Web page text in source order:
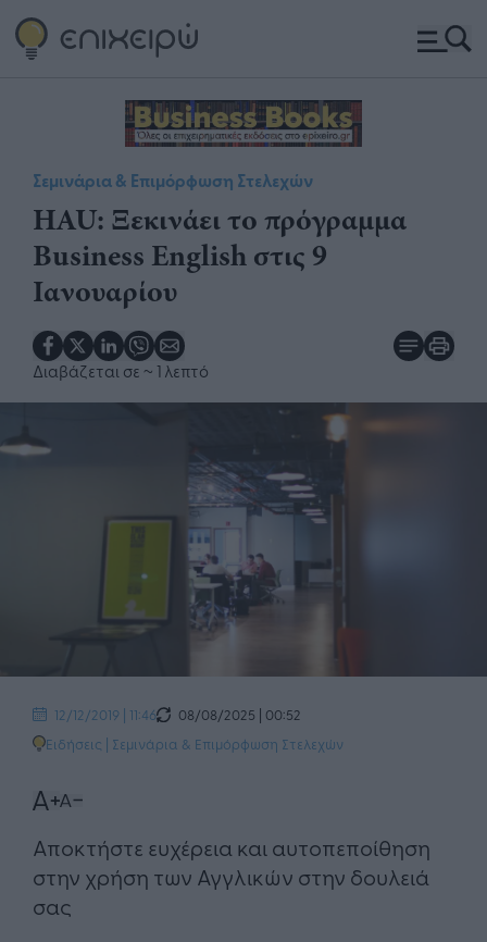
Σεμινάρια & Επιμόρφωση Στελεχών
HAU: Ξεκινάει το πρόγραμμα
Business English στις 9
Ιανουαρίου
Διαβάζεται σε ~ 1 λεπτό
12/12/2019 | 11:46
08/08/2025 | 00:52
Ειδήσεις | Σεμινάρια & Επιμόρφωση Στελεχών
Αποκτήστε ευχέρεια και αυτοπεποίθηση
στην χρήση των Αγγλικών στην δουλειά
σας